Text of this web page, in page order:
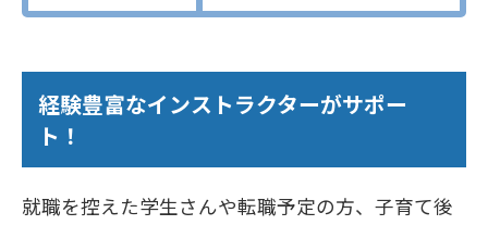
経験豊富なインストラクターがサポー
ト！
就職を控えた学生さんや転職予定の方、子育て後